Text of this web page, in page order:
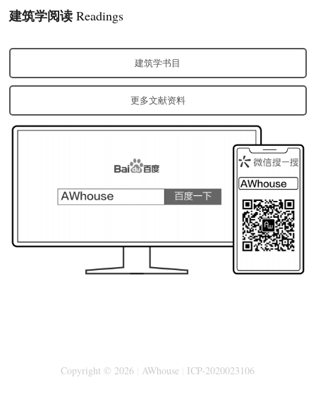
建筑学阅读 Readings
建筑学书目
更多文献资料
Copyright © 2026 AWhouse ICP-2020023106